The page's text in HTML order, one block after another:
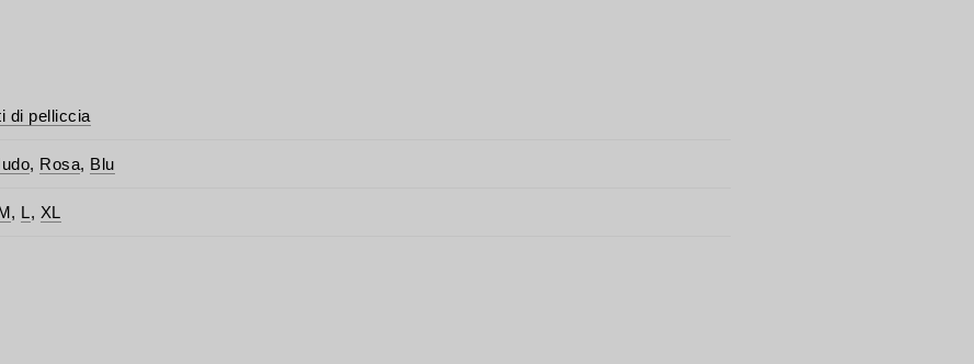
di pelliccia
, Rosa, Blu
, L, XL